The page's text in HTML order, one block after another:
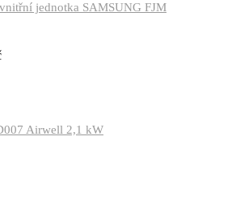
jednotka SAMSUNG FJM
Airwell 2,1 kW